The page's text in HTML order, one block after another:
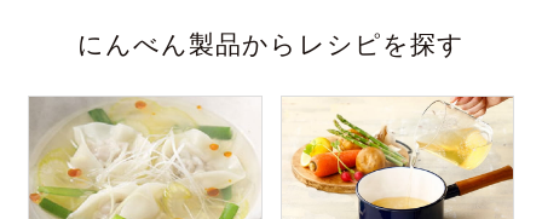
にんべん製品からレシピを探す